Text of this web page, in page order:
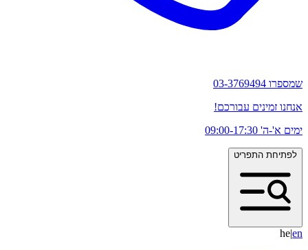
שמספרו 03-3769494
אנחנו זמינים עבורכם!
ימים א'-ה' 09:00-17:30
לפתיחת התפריט
he|en